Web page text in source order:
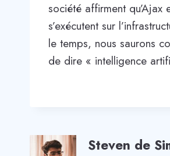
société affirment
s’exécutent sur
le temps, nous saurons
de dire « intelligence
Steven de